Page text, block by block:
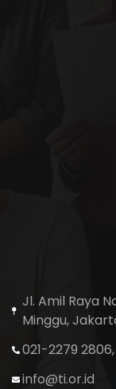
Jl. Amil Raya
Minggu,
021-2279
info@ti.or.id